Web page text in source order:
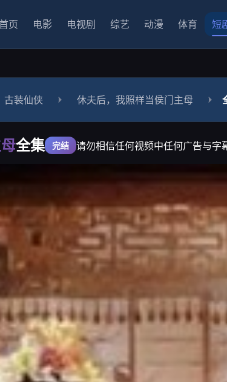
首页 电影 电视剧 综艺 动漫 体育 短
古装仙侠 休夫后，我照样当侯门主母
全集 完结 请勿相信任何视频中任何广告与字